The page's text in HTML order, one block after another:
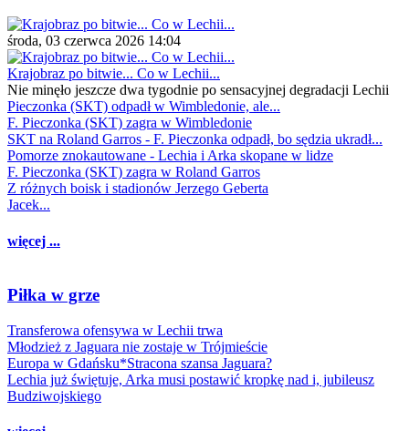
środa, 03 czerwca 2026 14:04
Krajobraz po bitwie... Co w Lechii...
Nie minęło jeszcze dwa tygodnie po sensacyjnej degradacji Lechii
Pieczonka (SKT) odpadł w Wimbledonie, ale...
F. Pieczonka (SKT) zagra w Wimbledonie
SKT na Roland Garros - F. Pieczonka odpadł, bo sędzia ukradł...
Pomorze znokautowane - Lechia i Arka skopane w lidze
F. Pieczonka (SKT) zagra w Roland Garros
Z różnych boisk i stadionów Jerzego Geberta
Jacek...
więcej ...
Piłka w grze
Transferowa ofensywa w Lechii trwa
Młodzież z Jaguara nie zostaje w Trójmieście
Europa w Gdańsku*Stracona szansa Jaguara?
Lechia już świętuje, Arka musi postawić kropkę nad i, jubileusz
Budziwojskiego